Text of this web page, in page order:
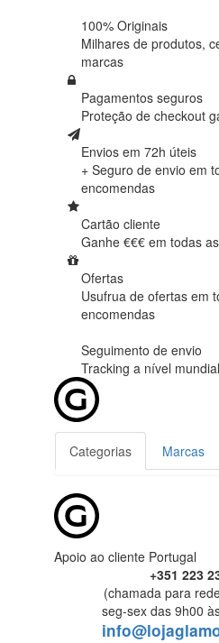
100% Originais
Milhares de produtos,
marcas
Pagamentos seguros
Proteção de checkout
Envios em 72h úteis
+ Seguro de envio em
encomendas
Cartão cliente
Ganhe €€€ em todas
Ofertas
Usufrua de ofertas em
encomendas
Seguimento de envio
Tracking a nível mundial
Categorias Marcas
Apoio ao cliente Portugal
+351 223
(chamada para
seg-sex das 9h00